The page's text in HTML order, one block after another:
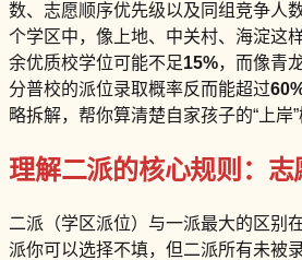
数、志愿顺序优先级以及同组竞争人
个学区中，像上地、中关村、海淀这
余优质校学位可能不足15%，而像青
分普校的派位录取概率反而能超过
略拆解，帮你算清楚自家孩子的“上岸”
理解二派的核心规则：
二派（学区派位）与一派最大的区别
派你可以选择不填，但二派所有未被